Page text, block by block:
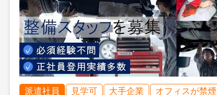
派遣社員 見学可 大手企業
オフィスが禁